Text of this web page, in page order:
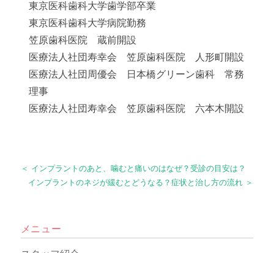
東京医科歯科大学歯学部卒業
東京医科歯科大学病院勤務
笠原歯科医院 蔵前開設
医療法人社団寿幸会 笠原歯科医院 人形町開設
医療法人社団周優会 日本橋グリーン歯科 常務
理事
医療法人社団寿幸会 笠原歯科医院 六本木開設
＜ インプラントのあと、噛むと痛いのはなぜ？受診の目安は？
インプラントのネジが緩むとどうなる？症状と治し方の流れ ＞
メニュー